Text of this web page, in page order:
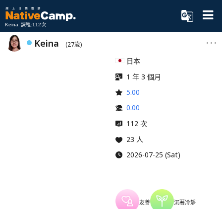
Keina 課程:112次
Keina (27歲)
日本
1 年 3 個月
5.00
0.00
112 次
23 人
2026-07-25 (Sat)
友善 沉著冷靜